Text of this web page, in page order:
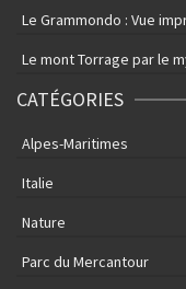
Le Grammondo : Vue
Le mont Torrage par le
CATÉGORIES
Alpes-Maritimes
Italie
Nature
Parc du Mercantour